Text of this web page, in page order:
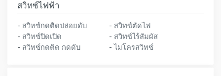
สวิทซ์ไฟฟ้า
- สวิทซ์กดติดปล่อยดับ - สวิทซ์ตัดไฟ
- สวิทซ์ปิดเปิด - สวิทซ์ไร้สัมผัส
- สวิทซ์กดติด กดดับ -ไมโครสวิทซ์